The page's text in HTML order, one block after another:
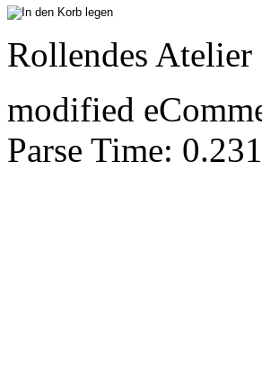
Rollendes
modified
Parse Time: